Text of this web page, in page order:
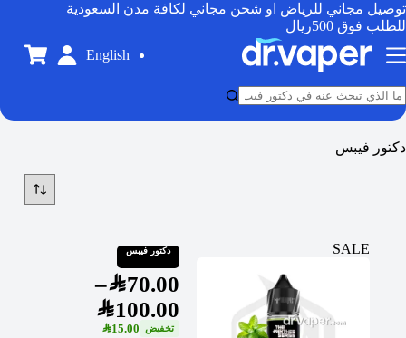
توصيل مجاني للرياض او شحن مجاني لكافة مدن السعودية
للطلب فوق 500ريال
English
دكتور فيبس
SALE دكتور فيبس
SAR70.00
–
SAR100.00
SAR15.00